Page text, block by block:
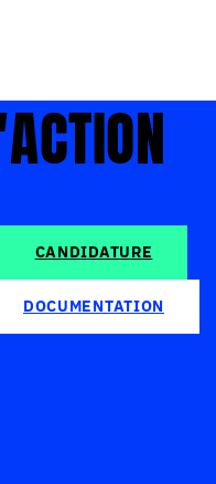
CANDIDATURE
DOCUMENTATION